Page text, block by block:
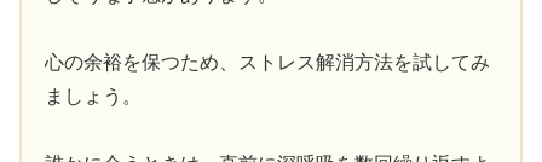
心の余裕を保つため、ストレス解消方法を試してみ
ましょう。